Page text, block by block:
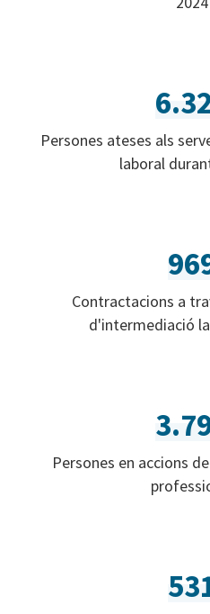
Persones ateses als
laboral
Contractacions a
d'intermediació
Persones en accions